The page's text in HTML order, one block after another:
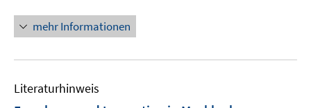
n
ö
f
n
e
u
e
F
e
n
F
u
mehr Informationen
Literaturhinweis